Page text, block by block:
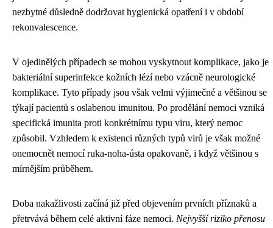
nezbytné důsledně dodržovat hygienická opatření i v období
rekonvalescence.
V ojedinělých případech se mohou vyskytnout komplikace, jako je
bakteriální superinfekce kožních lézí nebo vzácně neurologické
komplikace. Tyto případy jsou však velmi výjimečné a většinou se
týkají pacientů s oslabenou imunitou. Po prodělání nemoci vzniká
specifická imunita proti konkrétnímu typu viru, který nemoc
způsobil. Vzhledem k existenci různých typů virů je však možné
onemocnět nemocí ruka-noha-ústa opakovaně, i když většinou s
mírnějším průběhem.
Doba nakažlivosti začíná již před objevením prvních příznaků a
přetrvává během celé aktivní fáze nemoci. Nejvyšší riziko přenosu